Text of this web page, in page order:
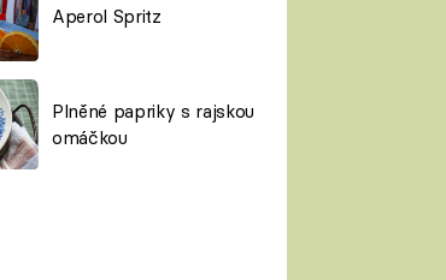
Aperol Spritz
Plněné papriky s rajskou
omáčkou